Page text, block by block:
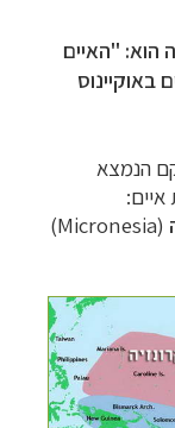
הוא: "האיים
שחלקם הנמצא
(
Micronesia
)